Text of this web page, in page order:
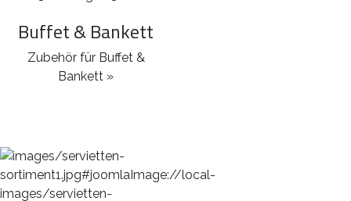
Buffet & Bankett
Zubehör für Buffet &
Bankett »